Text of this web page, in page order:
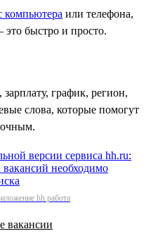
компьютера или телефона,
быстро и просто.
график, регион,
слова, которые помогут
hh работа
вакансии